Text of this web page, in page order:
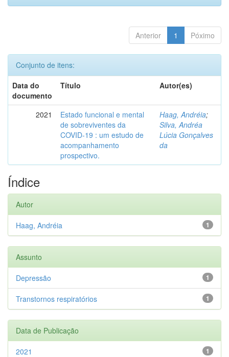
Anterior 1 Póximo
Conjunto de itens:
Data do
documento
Título Autor(es)
2021
Estado funcional e mental
de sobreviventes da
COVID-19 : um estudo de
acompanhamento
prospectivo.
Haag, Andréia;
Silva, Andréa
Lúcia Gonçalves
da
Índice
Autor
1
Haag, Andréia
Assunto
1
Depressão
1
Transtornos respiratórios
Data de Publicação
1
2021